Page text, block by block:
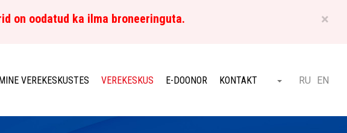
×
on oodatud ka ilma broneeringuta.
VEREKESKUSTES VEREKESKUS E-DOONOR KONTAKT Otsi ET
RU EN